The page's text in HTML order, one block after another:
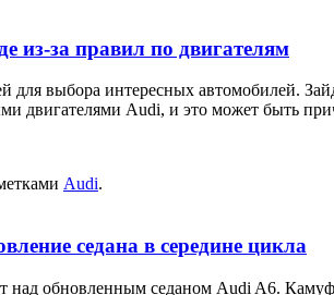
из-за правил по двигателям
выбора интересных автомобилей.
Audi, и это может быть
Audi.
седана в середине цикла
над обновленным седаном Audi A6.